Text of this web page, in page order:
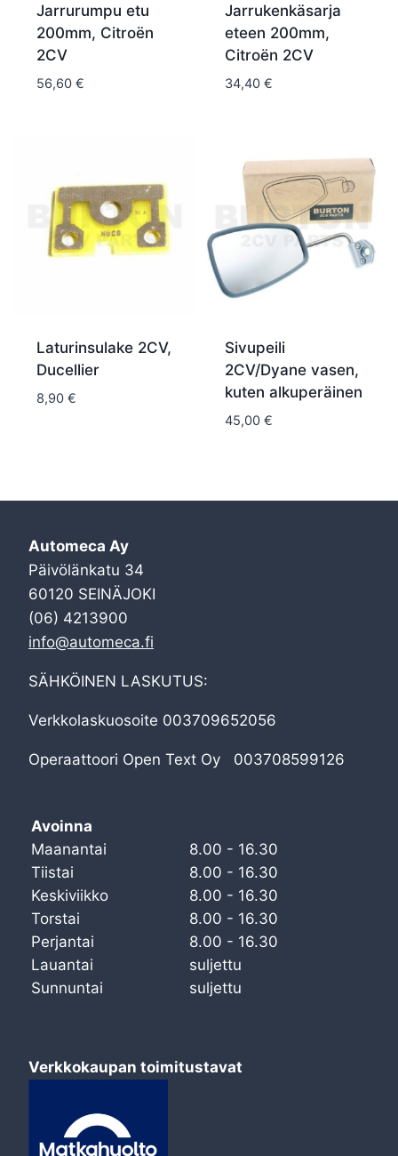
Jarrurumpu etu
200mm, Citroën
2CV
56,60 €
Jarrukenkäsarja
eteen 200mm,
Citroën 2CV
34,40 €
Laturinsulake 2CV,
Ducellier
8,90 €
Sivupeili
2CV/Dyane vasen,
kuten alkuperäinen
45,00 €
Automeca Ay
Päivölänkatu 34
60120 SEINÄJOKI
(06) 4213900
info@automeca.fi
SÄHKÖINEN LASKUTUS:
Verkkolaskuosoite 003709652056
Operaattoori Open Text Oy 003708599126
Avoinna
Maanantai
8.00 - 16.30
Tiistai
8.00 - 16.30
Keskiviikko
8.00 - 16.30
Torstai
8.00 - 16.30
Perjantai
8.00 - 16.30
Lauantai
suljettu
Sunnuntai
suljettu
Verkkokaupan toimitustavat